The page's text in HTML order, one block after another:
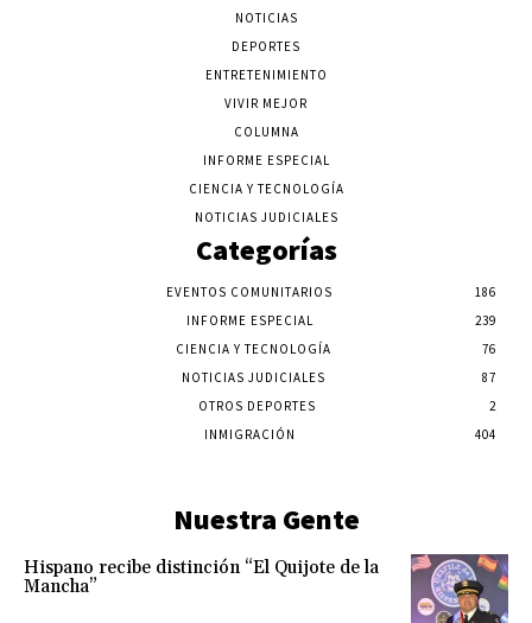
NOTICIAS
DEPORTES
ENTRETENIMIENTO
VIVIR MEJOR
COLUMNA
INFORME ESPECIAL
CIENCIA Y TECNOLOGÍA
NOTICIAS JUDICIALES
Categorías
EVENTOS COMUNITARIOS
186
INFORME ESPECIAL
239
CIENCIA Y TECNOLOGÍA
76
NOTICIAS JUDICIALES
87
OTROS DEPORTES
2
INMIGRACIÓN
404
Nuestra Gente
Hispano recibe distinción “El Quijote de la
Mancha”